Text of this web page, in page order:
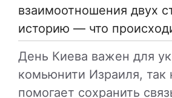
взаимоотношения двух
историю — что
День Киева важен для
комьюнити Израиля, так
помогает сохранить